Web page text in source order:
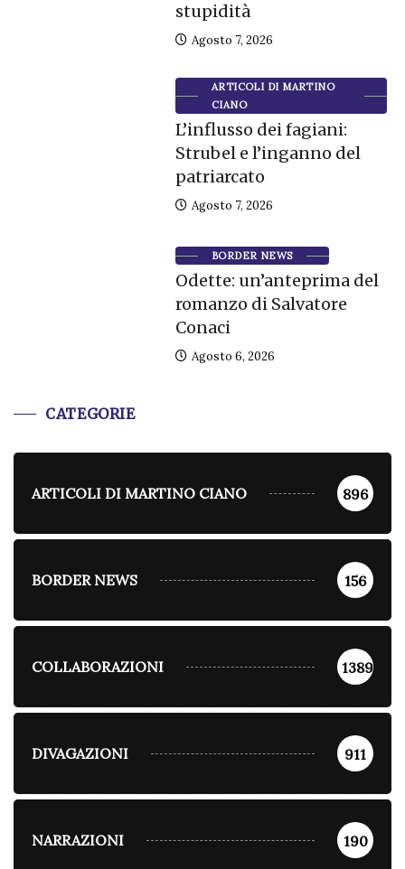
stupidità
Agosto 7, 2026
ARTICOLI DI MARTINO
CIANO
L’influsso dei fagiani:
Strubel e l’inganno del
patriarcato
Agosto 7, 2026
BORDER NEWS
Odette: un’anteprima del
romanzo di Salvatore
Conaci
Agosto 6, 2026
CATEGORIE
ARTICOLI DI MARTINO CIANO 896
BORDER NEWS 156
COLLABORAZIONI 1389
DIVAGAZIONI 911
NARRAZIONI 190